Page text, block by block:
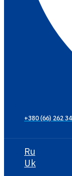
+380 (66) 262
Ru
Uk